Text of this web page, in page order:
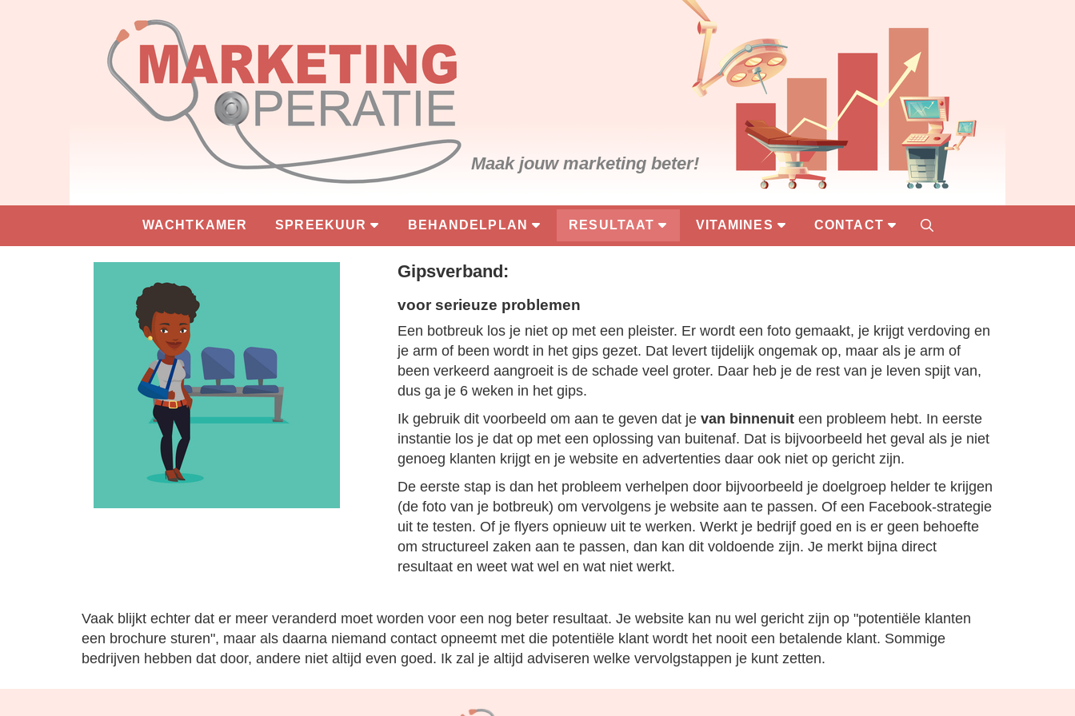
Maak jouw marketing beter!
WACHTKAMER SPREEKUUR BEHANDELPLAN RESULTAAT VITAMINES CONTACT
Gipsverband:
voor serieuze problemen
Een botbreuk los je niet op met een pleister. Er wordt een foto gemaakt, je krijgt verdoving en
je arm of been wordt in het gips gezet. Dat levert tijdelijk ongemak op, maar als je arm of
been verkeerd aangroeit is de schade veel groter. Daar heb je de rest van je leven spijt van,
dus ga je 6 weken in het gips.
Ik gebruik dit voorbeeld om aan te geven dat je van binnenuit een probleem hebt. In eerste
instantie los je dat op met een oplossing van buitenaf. Dat is bijvoorbeeld het geval als je niet
genoeg klanten krijgt en je website en advertenties daar ook niet op gericht zijn.
De eerste stap is dan het probleem verhelpen door bijvoorbeeld je doelgroep helder te krijgen
(de foto van je botbreuk) om vervolgens je website aan te passen. Of een Facebook-strategie
uit te testen. Of je flyers opnieuw uit te werken. Werkt je bedrijf goed en is er geen behoefte
om structureel zaken aan te passen, dan kan dit voldoende zijn. Je merkt bijna direct
resultaat en weet wat wel en wat niet werkt.
Vaak blijkt echter dat er meer veranderd moet worden voor een nog beter resultaat. Je website kan nu wel gericht zijn op "potentiële klanten
een brochure sturen", maar als daarna niemand contact opneemt met die potentiële klant wordt het nooit een betalende klant. Sommige
bedrijven hebben dat door, andere niet altijd even goed. Ik zal je altijd adviseren welke vervolgstappen je kunt zetten.